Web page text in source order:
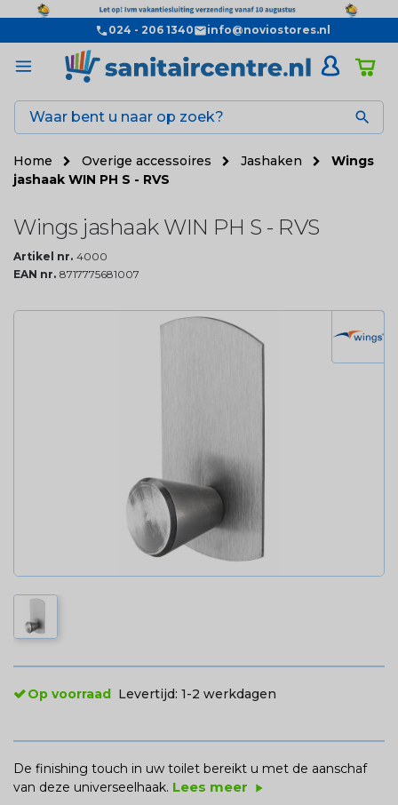
024 - 206 1340 info@noviostores.nl

Home Overige accessoires Jashaken
Wings
jashaak WIN PH S - RVS
Wings jashaak WIN PH S - RVS
Artikel nr. 4000
EAN nr. 8717775681007
Op voorraad Levertijd: 1-2 werkdagen
De finishing touch in uw toilet bereikt u met de aanschaf
van deze universeelhaak. Lees meer play_arrow